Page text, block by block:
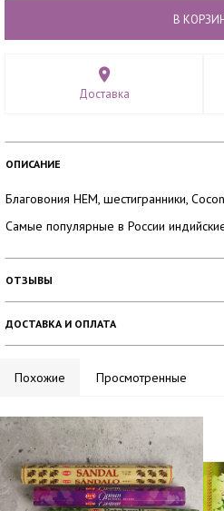
В
Доставка
ОПИСАНИЕ
Благовония HEM, шестигранники,
Самые популярные в России
ОТЗЫВЫ
ДОСТАВКА И ОПЛАТА
Похожие Просмотренные